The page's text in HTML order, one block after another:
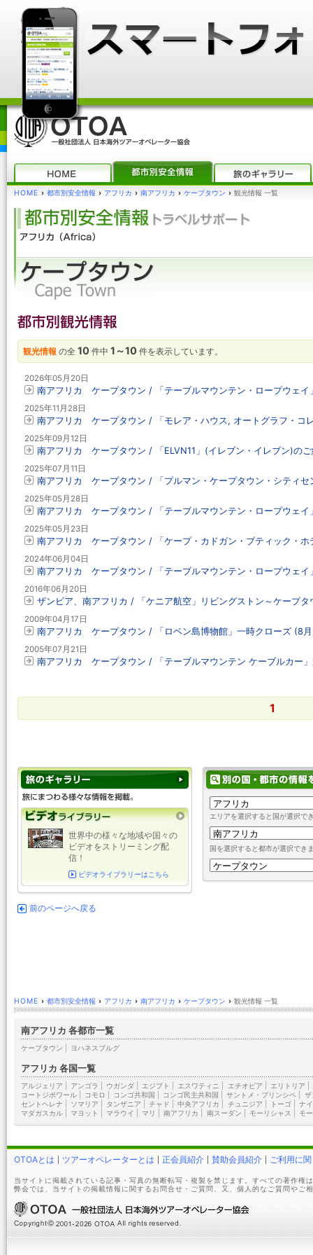
HOME › 都市別安全情報 › アフリカ › 南アフリカ › ケープタウン › 観光情報 一覧
観光情報 の全 10 件中 1～10 件を表示しています。
2026年05月20日
南アフリカ ケープタウン / 「テーブルマウンテン・ロープウェイ
2025年11月28日
南アフリカ ケープタウン / 「モレア・ハウス, オートグラフ・コ
2025年09月12日
南アフリカ ケープタウン / 「ELVN11」(イレブン・イレブン)の
2025年07月11日
南アフリカ ケープタウン / 「プルマン・ケープタウン・シティセ
2025年05月28日
南アフリカ ケープタウン / 「テーブルマウンテン・ロープウェ
2025年05月23日
南アフリカ ケープタウン / 「ケープ・カドガン・ブティック・ホ
2024年06月04日
南アフリカ ケープタウン / 「テーブルマウンテン・ロープウェイ
2016年06月20日
ザンビア、南アフリカ / 「ケニア航空」リビングストン～ケープ
2009年04月17日
南アフリカ ケープタウン / 「ロベン島博物館」一時クローズ (8
2005年07月21日
南アフリカ ケープタウン / 「テーブルマウンテン ケーブルカー
1
エリアを選択すると国が選択で
国を選択すると都市が選択でき
世界中の様々な地域や国々の
ビデオをストリーミング配
信！
ビデオライブラリーはこちら
前のページへ戻る
HOME › 都市別安全情報 › アフリカ › 南アフリカ › ケープタウン › 観光情報 一覧
南アフリカ 各都市一覧
ケープタウン ヨハネスブルグ
アフリカ 各国一覧
アルジェリア アンゴラ ウガンダ エジプト エスワティニ エチオピア エリトリア
コートジボワール
コモロ コンゴ共和国 コンゴ民主共和国 サントメ・プリンシペ
ザ
セントヘレナ
ソマリア タンザニア チャド 中央アフリカ チュニジア トーゴ|
ナ
マダガスカル
マヨット マラウイ マリ 南アフリカ 南スーダン モーリシャス モ
OTOAとは ツアーオペレーターとは 正会員紹介 賛助会員紹介 ご利用に
当サイトに掲載されている記事・写真の無断転写・複製を禁じます。すべての著作権
弊会では、当サイトの掲載情報に関するお問合せ・ご質問、又、個人的なご質問やご